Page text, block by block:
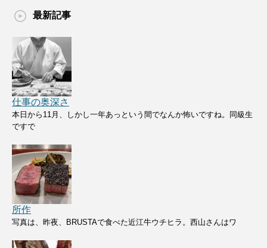
最新記事
仕事の奥深さ
本日から11月、しかし一年あっという間でなんか怖いですね。同級生
ですで
所作
写真は、昨夜、BRUSTAで食べた近江牛ウチヒラ。西山さんはワ